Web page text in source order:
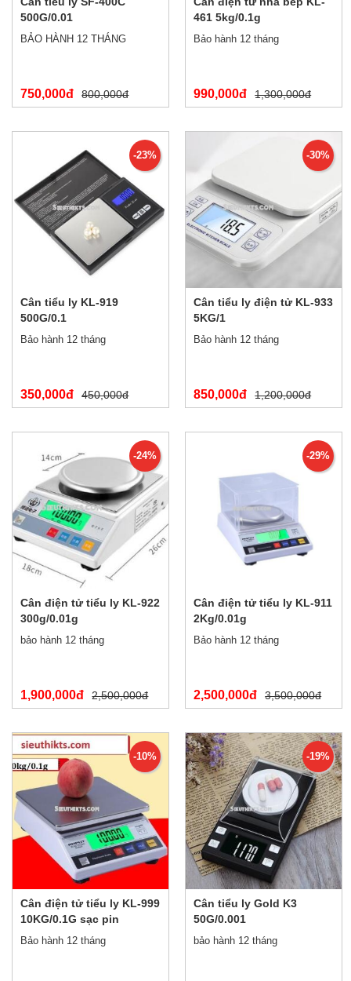
500G/0.01
BẢO HÀNH 12 THÁNG
750,000đ 800,000đ
461 5kg/0.1g
Bảo hành 12 tháng
990,000đ 1,300,000đ
-23%
Cân tiểu ly KL-919
500G/0.1
Bảo hành 12 tháng
350,000đ 450,000đ
-30%
Cân tiểu ly điện tử KL-933
5KG/1
Bảo hành 12 tháng
850,000đ 1,200,000đ
-24%
Cân điện tử tiểu ly KL-922
300g/0.01g
bảo hành 12 tháng
1,900,000đ 2,500,000đ
-29%
Cân điện tử tiểu ly KL-911
2Kg/0.01g
Bảo hành 12 tháng
2,500,000đ 3,500,000đ
-10%
Cân điện tử tiểu ly KL-999
10KG/0.1G sạc pin
Bảo hành 12 tháng
-19%
Cân tiểu ly Gold K3
50G/0.001
bảo hành 12 tháng